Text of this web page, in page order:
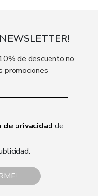
de descuento no
promociones
privacidad de